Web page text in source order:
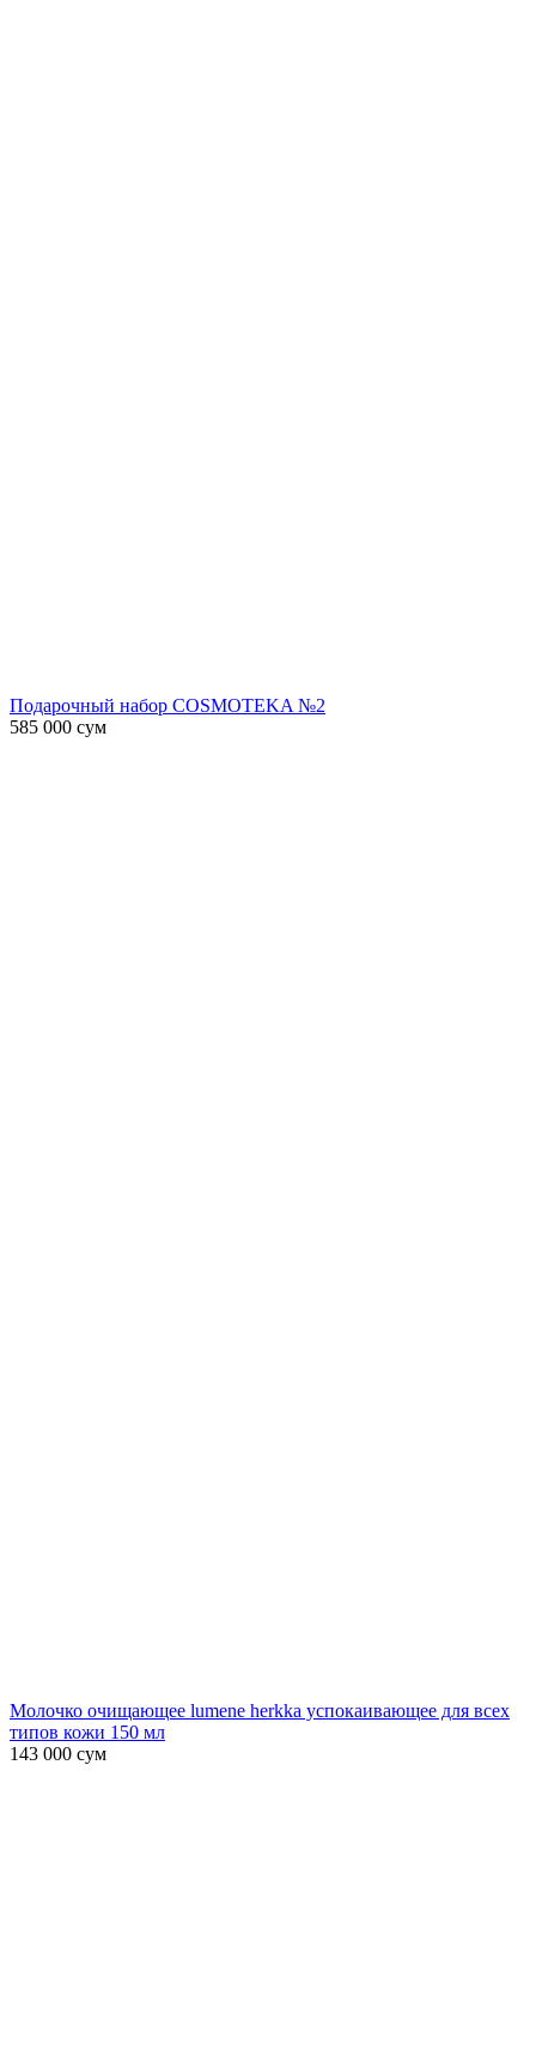
Подарочный набор COSMOTEKA №2
585 000 сум
Молочко очищающее lumene herkka успокаивающее для всех
типов кожи 150 мл
143 000 сум